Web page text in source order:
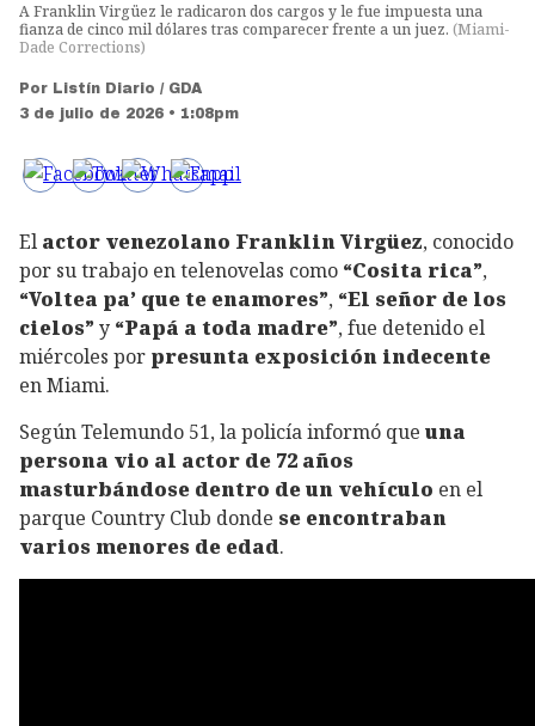
A Franklin Virgüez le radicaron dos cargos y le fue impuesta una
fianza de cinco mil dólares tras comparecer frente a un juez. (Miami-
Dade Corrections)
Por Listín Diario / GDA
3 de julio de 2026 • 1:08pm
El actor venezolano Franklin Virgüez, conocido
por su trabajo en telenovelas como “Cosita rica”,
“Voltea pa’ que te enamores”, “El señor de los
cielos” y “Papá a toda madre”, fue detenido el
miércoles por presunta exposición indecente
en Miami.
Según Telemundo 51, la policía informó que una
persona vio al actor de 72 años
masturbándose dentro de un vehículo en el
parque Country Club donde se encontraban
varios menores de edad.